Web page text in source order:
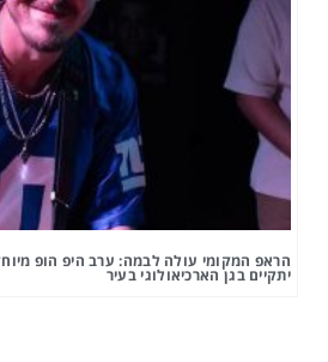
הראפ המקומי עולה לבמה: ערב היפ הופ
יתקיים בגן הארכיאולוגי בעיר